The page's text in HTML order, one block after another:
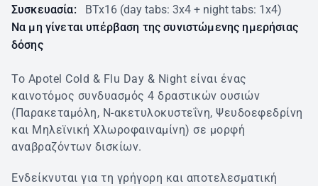
Το Apotel Cold & Flu Day & Night είναι ένας
καινοτόµος συνδυασµός 4 δραστικών ουσιών
(Παρακεταµόλη, Ν-ακετυλοκυστεΐνη, Ψευδοεφεδρίνη
και Μηλεϊνική Χλωροφαιναμίνη) σε μορφή
αναβραζόντων δισκίων.
Ενδείκνυται για τη γρήγορη και αποτελεσματική
Συσκευασία:
BTx16 (day tabs: 3x4 + night tabs: 1x4)
Να μη γίνεται υπέρβαση της συνιστώμενης ημερήσιας
δόσης